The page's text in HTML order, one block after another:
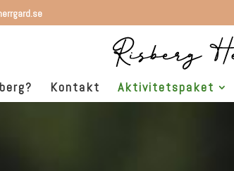
Kontakt Aktivitetspaket